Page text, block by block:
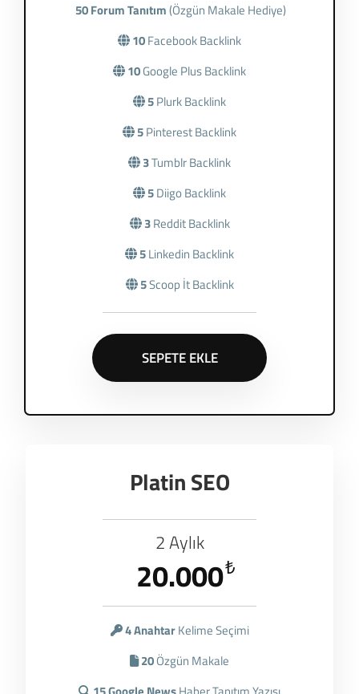
50 Forum Tanıtım(Özgün Makale Hediye)
10Facebook Backlink
10Google Plus Backlink
5Plurk Backlink
5Pinterest Backlink
3Tumblr Backlink
5Diigo Backlink
3Reddit Backlink
5Linkedin Backlink
5Scoop İt Backlink
SEPETE EKLE
Platin SEO
2 Aylık
₺
20.000
4 AnahtarKelime Seçimi
20Özgün Makale